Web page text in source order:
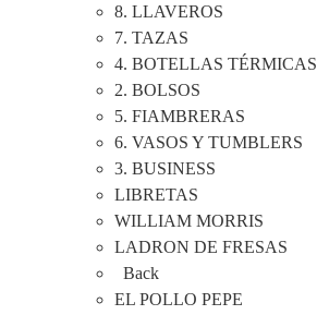
8. LLAVEROS
7. TAZAS
4. BOTELLAS TÉRMICAS
2. BOLSOS
5. FIAMBRERAS
6. VASOS Y TUMBLERS
3. BUSINESS
LIBRETAS
WILLIAM MORRIS
LADRON DE FRESAS
Back
EL POLLO PEPE